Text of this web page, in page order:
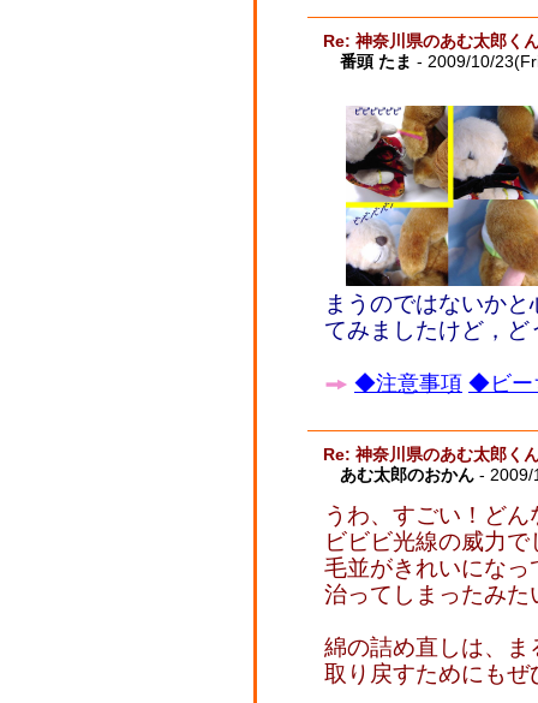
Re: 神奈川県のあむ太郎く
番頭 たま - 2009/10/
まうのではないか
てみましたけど，ど
◆注意事項 ◆ビー
Re: 神奈川県のあむ太郎く
あむ太郎のおかん -
うわ、すごい！ど
ビビビ光線の威力で
毛並がきれいにな
治ってしまったみた
綿の詰め直しは、
取り戻すためにもぜ